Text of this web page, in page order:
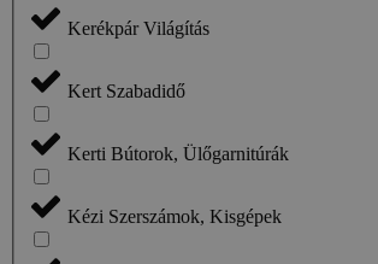
Kerékpár Világítás
Kert Szabadidő
Kerti Bútorok, Ülőgarnitúrák
Kézi Szerszámok, Kisgépek